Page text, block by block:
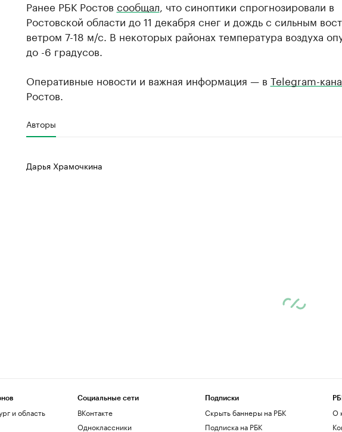
Ранее РБК Ростов сообщал , что синоптики спрогнозировали в
Ростовской области до 11 декабря снег и дождь с сильным
ветром 7-18 м/с. В некоторых районах температура воздуха
до -6 градусов.
Оперативные новости и важная информация — в Telegram-
Ростов.
Авторы
Дарья Храмочкина
и область
Социальные сети
ВКонтакте
Одноклассники
Подписки
Скрыть баннеры на РБК
Подписка на РБК
О